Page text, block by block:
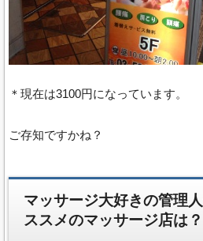
＊現在は3100円になっています。
ご存知ですかね？
マッサージ大好きの管理
ススメのマッサージ店は？